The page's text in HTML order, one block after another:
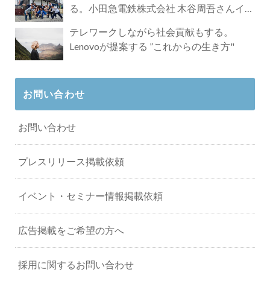
る。小田急電鉄株式会社 木谷周吾さんイン
テレワークしながら社会貢献もする。
Lenovoが提案する ”これからの生き方"
お問い合わせ
お問い合わせ
プレスリリース掲載依頼
イベント・セミナー情報掲載依頼
広告掲載をご希望の方へ
採用に関するお問い合わせ